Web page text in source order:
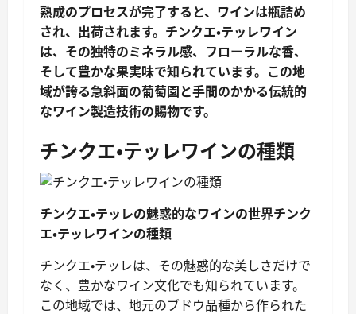
熟成のプロセスが完了すると、ワインは瓶詰め
され、出荷されます。チンクエ・テッレワイン
は、その独特のミネラル感、フローラルな香、
そして豊かな果実味で知られています。この地
域が誇る急斜面の葡萄園と手間のかかる伝統的
なワイン製造技術の賜物です。
チンクエ・テッレワインの種類
チンクエ・テッレの魅惑的なワインの世界チンク
エ・テッレワインの種類
チンクエ・テッレは、その魅惑的な美しさだけで
なく、豊かなワイン文化でも知られています。
この地域では、地元のブドウ品種から作られた